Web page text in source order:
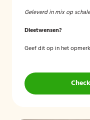
Geleverd in mix op
Dieetwensen?
Geef dit op in het